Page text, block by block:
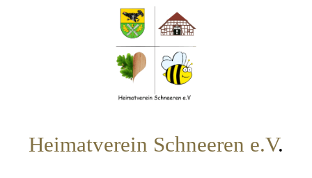
Heimatverein Schneeren e.V.